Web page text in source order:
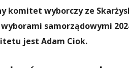
komitet wyborczy ze
samorządowymi
jest Adam Ciok.